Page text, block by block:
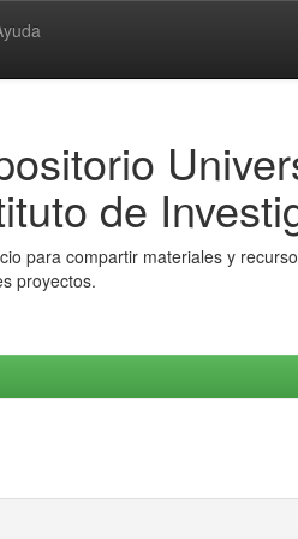
de
para compartir materiales y
proyectos.